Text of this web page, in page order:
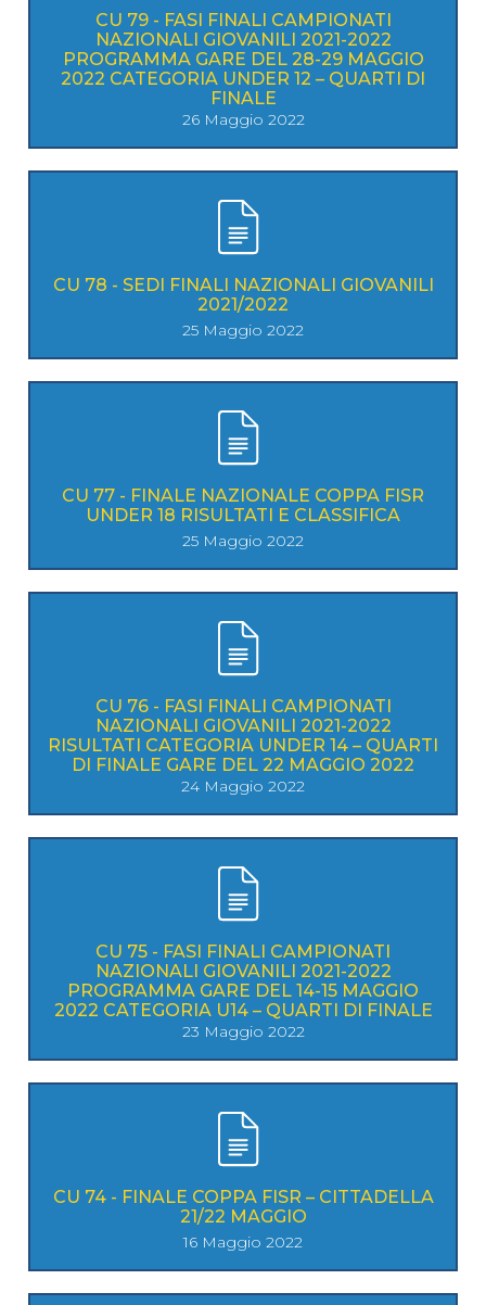
CU 79 - FASI FINALI CAMPIONATI
NAZIONALI GIOVANILI 2021-2022
PROGRAMMA GARE DEL 28-29 MAGGIO
2022 CATEGORIA UNDER 12 – QUARTI DI
FINALE
26 Maggio 2022
CU 78 - SEDI FINALI NAZIONALI GIOVANILI
2021/2022
25 Maggio 2022
CU 77 - FINALE NAZIONALE COPPA FISR
UNDER 18 RISULTATI E CLASSIFICA
25 Maggio 2022
CU 76 - FASI FINALI CAMPIONATI
NAZIONALI GIOVANILI 2021-2022
RISULTATI CATEGORIA UNDER 14 – QUARTI
DI FINALE GARE DEL 22 MAGGIO 2022
24 Maggio 2022
CU 75 - FASI FINALI CAMPIONATI
NAZIONALI GIOVANILI 2021-2022
PROGRAMMA GARE DEL 14-15 MAGGIO
2022 CATEGORIA U14 – QUARTI DI FINALE
23 Maggio 2022
CU 74 - FINALE COPPA FISR – CITTADELLA
21/22 MAGGIO
16 Maggio 2022